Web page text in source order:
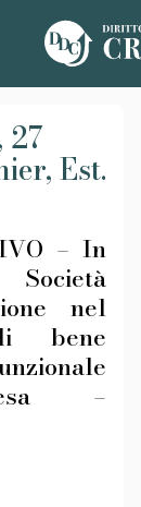
27
Est.
– In
nel
bene
–